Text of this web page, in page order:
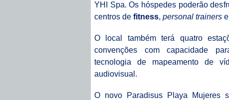
YHI Spa. Os hóspedes poderão
centros de fitness, personal trainers
O local também terá quatro
convenções com capacidade
tecnologia de mapeamento de
audiovisual.
O novo Paradisus Playa Mujeres